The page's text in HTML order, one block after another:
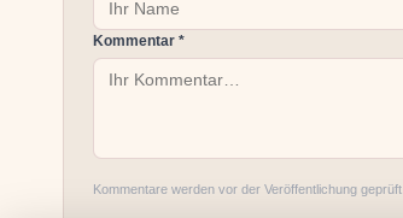
Kommentar *
Kommentare werden vor der Veröffentlichung geprüft.